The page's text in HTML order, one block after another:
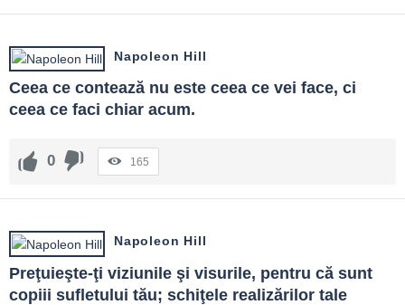
Napoleon Hill
Ceea ce contează nu este ceea ce vei face, ci
ceea ce faci chiar acum.
0 165
Napoleon Hill
Preţuieşte-ţi viziunile şi visurile, pentru că sunt
copiii sufletului tău; schiţele realizărilor tale